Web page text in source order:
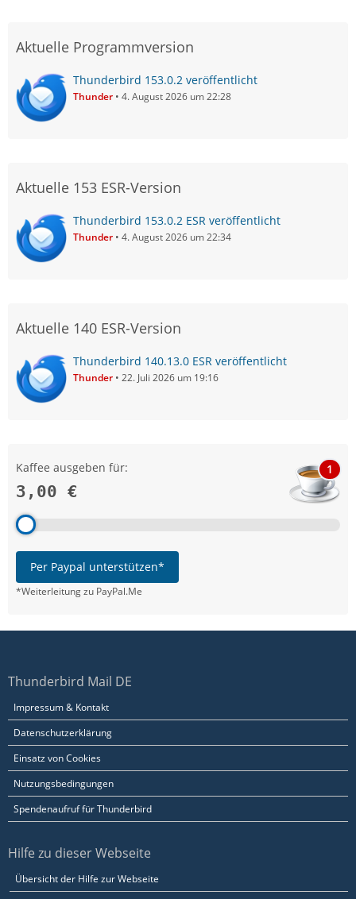
Aktuelle Programmversion
Thunderbird 153.0.2 veröffentlicht
Thunder 4. August 2026 um 22:28
Aktuelle 153 ESR-Version
Thunderbird 153.0.2 ESR veröffentlicht
Thunder 4. August 2026 um 22:34
Aktuelle 140 ESR-Version
Thunderbird 140.13.0 ESR veröffentlicht
Thunder 22. Juli 2026 um 19:16
Kaffee ausgeben für:
3,00 €
1
Per Paypal unterstützen*
*Weiterleitung zu PayPal.Me
Thunderbird Mail DE
Impressum & Kontakt
Datenschutzerklärung
Einsatz von Cookies
Nutzungsbedingungen
Spendenaufruf für Thunderbird
Hilfe zu dieser Webseite
Übersicht der Hilfe zur Webseite